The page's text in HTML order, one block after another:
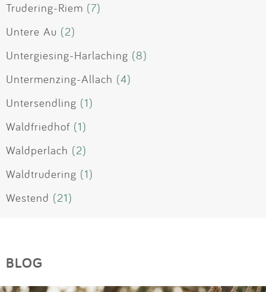
Trudering-Riem (7)
Untere Au (2)
Untergiesing-Harlaching (8)
Untermenzing-Allach (4)
Untersendling (1)
Waldfriedhof (1)
Waldperlach (2)
Waldtrudering (1)
Westend (21)
BLOG